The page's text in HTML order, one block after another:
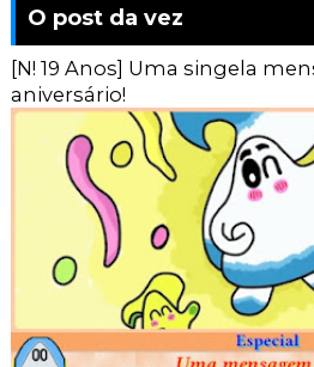
O post da vez
[N! 19 Anos] Uma singela
aniversário!